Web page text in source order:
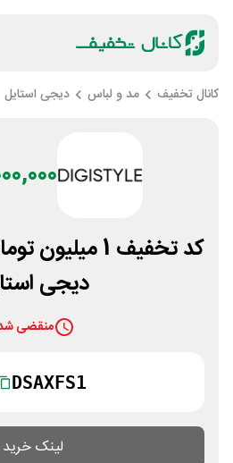
کانال تخفیف مد و لباس دیجی استایل
1,000,000
کد تخفیف 1
دیجی
منقضی
DSAXFS1
لینک خرید